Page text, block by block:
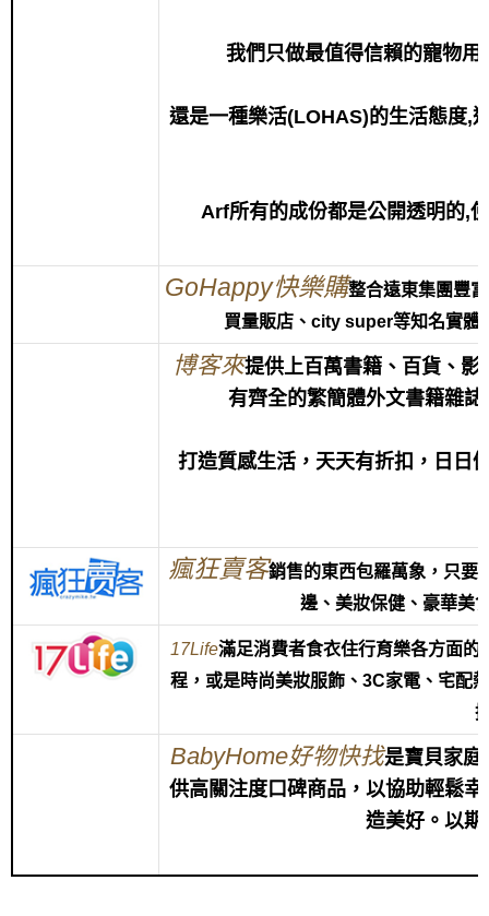
我們只做最值得信賴的寵物
還是一種樂活(LOHAS)的生活態度,
Arf所有的成份都是公開透明的,
GoHappy快樂購整合遠東集團豐
買量販店、city super等知名實體
博客來提供上百萬書籍、百貨、影
有齊全的繁簡體外文書籍雜
打造質感生活，天天有折扣，日日
瘋狂賣客銷售的東西包羅萬象，只要
邊、美妝保健、豪華美
17Life滿足消費者食衣住行育樂各方面
程，或是時尚美妝服飾、3C家電、宅配
BabyHome好物快找是寶貝家庭
供高關注度口碑商品，以協助輕鬆
造美好。以